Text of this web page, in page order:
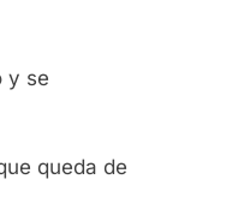
y se
queda de